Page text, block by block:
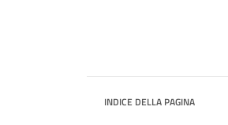
INDICE DELLA PAGINA